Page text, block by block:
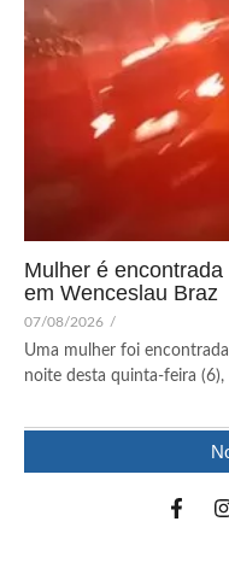
Mulher é
em Wenceslau Braz
07/08/2026 /
Uma mulher foi
noite desta quinta-feira (6),